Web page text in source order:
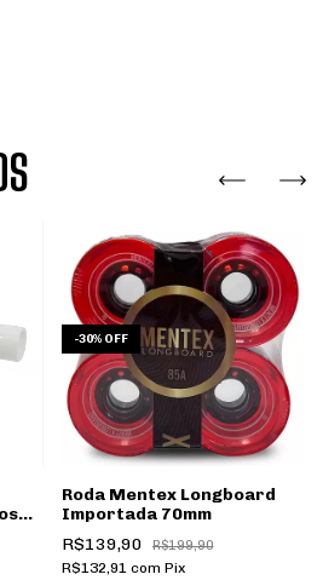
-30% OFF
Roda Mentex Longboard
Importada 70mm
R$139,90
R$199,90
R$132,91 com Pix